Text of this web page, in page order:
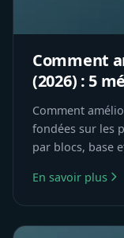
Comment
(2026) : 5
Comment
fondées sur les
par blocs, base
En savoir plus